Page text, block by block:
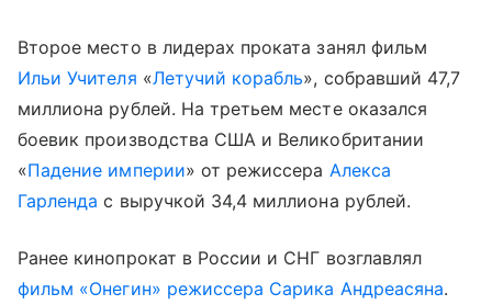
Второе место в лидерах проката занял фильм
Ильи Учителя «Летучий корабль», собравший 47,7
миллиона рублей. На третьем месте оказался
боевик производства США и Великобритании
«Падение империи» от режиссера Алекса
Гарленда с выручкой 34,4 миллиона рублей.
Ранее кинопрокат в России и СНГ возглавлял
фильм «Онегин» режиссера Сарика Андреасяна.